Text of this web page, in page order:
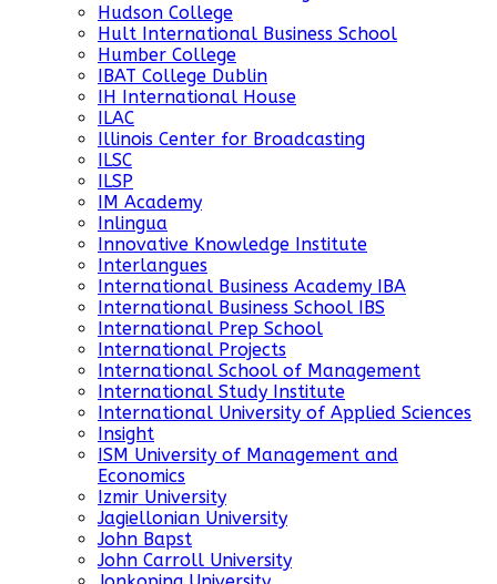
Hudson College
Hult International Business School
Humber College
IBAT College Dublin
IH International House
ILAC
Illinois Center for Broadcasting
ILSC
ILSP
IM Academy
Inlingua
Innovative Knowledge Institute
Interlangues
International Business Academy IBA
International Business School IBS
International Prep School
International Projects
International School of Management
International Study Institute
International University of Applied Sciences
Insight
ISM University of Management and
Economics
Izmir University
Jagiellonian University
John Bapst
John Carroll University